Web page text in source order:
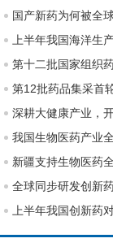
国产新药为何被全
上半年我国海洋生
第十二批国家组织
第12批药品集采首
深耕大健康产业，
我国生物医药产业
新疆支持生物医药
全球同步研发创新
上半年我国创新药